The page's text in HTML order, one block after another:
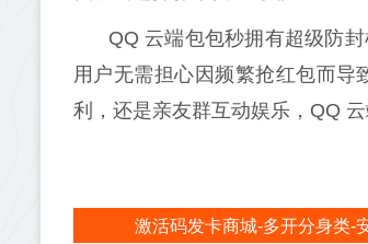
QQ 云端包包秒拥有超级防
用户无需担心因频繁抢红包而导
利，还是亲友群互动娱乐，QQ
激活码发卡商城-多开分身类-